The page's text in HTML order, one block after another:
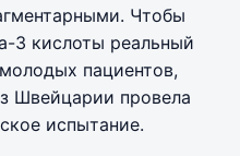
Чтобы
3 кислоты реальный
пациентов,
Швейцарии провела
испытание.